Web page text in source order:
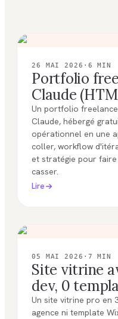
26 MAI 2026 · 6 MIN
Portfolio
Claude
Un portfolio
Claude, hébergé
opérationnel en une
coller, workflow
et stratégie pour
casser.
Lire
05 MAI 2026 · 7 MIN
Site vitrine
dev, 0
Un site vitrine pro en
agence ni template